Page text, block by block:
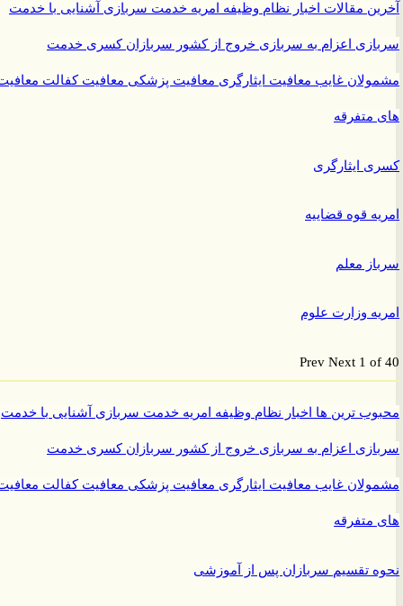
مقالاتاخبار نظام وظیفهامریهخدمت سربازیآشنایی با خدمت
اعزام به سربازیخروج از کشور سربازانکسری خدمت
غایبمعافیت ایثارگریمعافیت پزشکیمعافیت کفالتمعافیت
متفرقه
ایثارگری
قوه قضاییه
معلم
وزارت علوم
PrevNext 1
ترین هااخبار نظام وظیفهامریهخدمت سربازیآشنایی با خدمت
اعزام به سربازیخروج از کشور سربازانکسری خدمت
غایبمعافیت ایثارگریمعافیت پزشکیمعافیت کفالتمعافیت
متفرقه
تقسیم سربازان پس از آموزشی